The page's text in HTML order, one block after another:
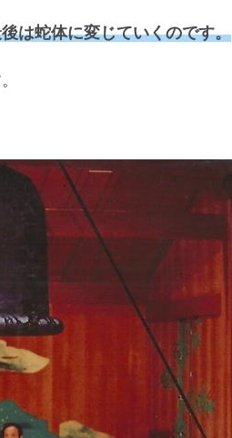
は蛇体に変じていくのです。